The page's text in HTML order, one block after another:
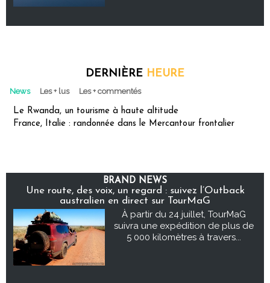
DERNIÈRE HEURE
News Les + lus Les + commentés
Le Rwanda, un tourisme à haute altitude
France, Italie : randonnée dans le Mercantour frontalier
BRAND NEWS
Une route, des voix, un regard : suivez l’Outback
australien en direct sur TourMaG
À partir du 24 juillet, TourMaG
suivra une expédition de plus de
5 000 kilomètres à travers...